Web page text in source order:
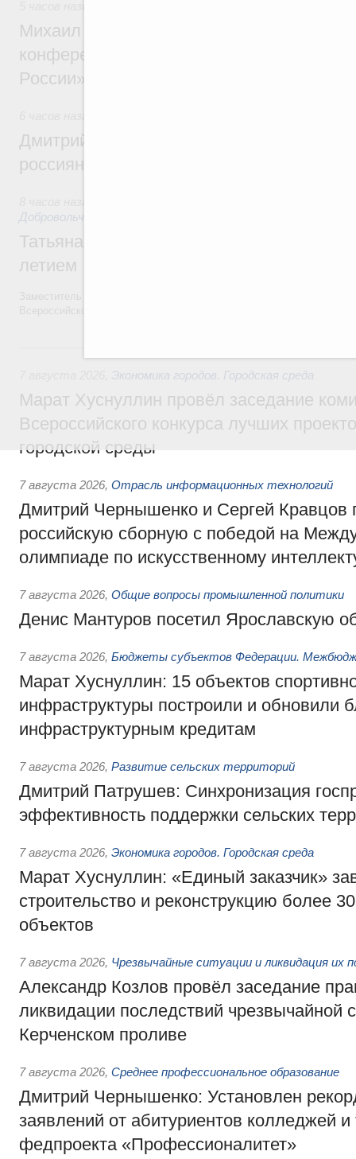
Михаил Мишустин дал поручения по
конференции «Цифровая индустрия
России»
Дмитрий Чернышенко и Михаил
россиян с Днём физкультурника
Добровольчество и волонтёрство. Благотворительность
Татьяна Голикова поздравила
летием
Экономика городов. Городская среда
Марат Хуснуллин провёл заседание
Всероссийского конкурса лучших
городской среды
7 августа 2026, Отрасль информационных технологий
Дмитрий Чернышенко и Сергей Кравцов
российскую сборную с победой на
олимпиаде по искусственному
7 августа 2026, Общие вопросы промышленной политики
Денис Мантуров посетил Ярославскую
7 августа 2026, Бюджеты субъектов Федерации.
Марат Хуснуллин: 15 объектов
инфраструктуры построили и обновили
инфраструктурным кредитам
7 августа 2026, Развитие сельских территорий
Дмитрий Патрушев: Синхронизация
эффективность поддержки сельских
7 августа 2026, Экономика городов. Городская среда
Марат Хуснуллин: «Единый заказчик»
строительство и реконструкцию более
объектов
7 августа 2026, Чрезвычайные ситуации и ликвидация их
Александр Козлов провёл заседание
ликвидации последствий чрезвычайной
Керченском проливе
7 августа 2026, Среднее профессиональное образование
Дмитрий Чернышенко: Установлен
заявлений от абитуриентов колледжей и
федпроекта «Профессионалитет»